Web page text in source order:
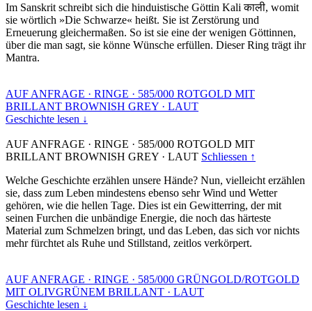
Im Sanskrit schreibt sich die hinduistische Göttin Kali काली, womit
sie wörtlich »Die Schwarze« heißt. Sie ist Zerstörung und
Erneuerung gleichermaßen. So ist sie eine der wenigen Göttinnen,
über die man sagt, sie könne Wünsche erfüllen. Dieser Ring trägt ihr
Mantra.
AUF ANFRAGE · RINGE · 585/000 ROTGOLD MIT
BRILLANT BROWNISH GREY · LAUT
Geschichte lesen ↓
AUF ANFRAGE · RINGE · 585/000 ROTGOLD MIT
BRILLANT BROWNISH GREY · LAUT Schliessen ↑
Welche Geschichte erzählen unsere Hände? Nun, vielleicht erzählen
sie, dass zum Leben mindestens ebenso sehr Wind und Wetter
gehören, wie die hellen Tage. Dies ist ein Gewitterring, der mit
seinen Furchen die unbändige Energie, die noch das härteste
Material zum Schmelzen bringt, und das Leben, das sich vor nichts
mehr fürchtet als Ruhe und Stillstand, zeitlos verkörpert.
AUF ANFRAGE · RINGE · 585/000 GRÜNGOLD/ROTGOLD
MIT OLIVGRÜNEM BRILLANT · LAUT
Geschichte lesen ↓